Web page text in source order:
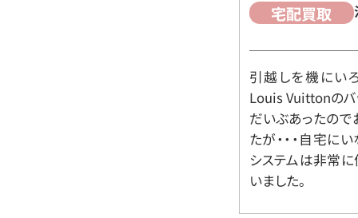
宅配買取
引越しを機にい
Louis Vuittonのバ
だいぶあったので
たが・・・自宅に
システムは非常に
いました。